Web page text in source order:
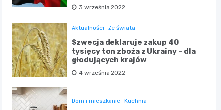
3 września 2022
Aktualności Ze świata
Szwecja deklaruje zakup 40
tysięcy ton zboża z Ukrainy – dla
głodujących krajów
4 września 2022
Dom i mieszkanie Kuchnia